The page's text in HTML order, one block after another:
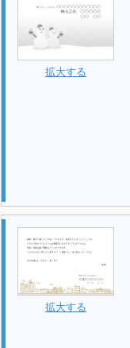
拡大する
拡大する